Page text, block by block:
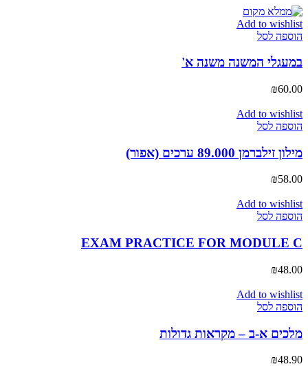
Add to wishlist
הוספה לסל
במעגלי המשנה משנה א'
₪60.00
Add to wishlist
הוספה לסל
מילון זילברמן 89.000 ערכים (אפור)
₪58.00
Add to wishlist
הוספה לסל
EXAM PRACTICE FOR MODULE C
₪48.00
Add to wishlist
הוספה לסל
מלכים א-ב – מקראות גדולות
₪48.90